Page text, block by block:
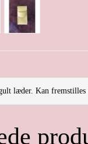
læder. Kan fremstilles